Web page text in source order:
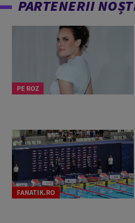
PARTENERII
PE ROZ
FANATIK.RO